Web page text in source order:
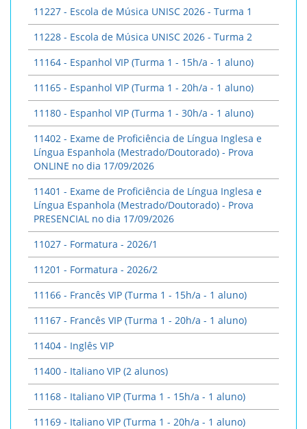
11227 - Escola de Música UNISC 2026 - Turma 1
11228 - Escola de Música UNISC 2026 - Turma 2
11164 - Espanhol VIP (Turma 1 - 15h/a - 1 aluno)
11165 - Espanhol VIP (Turma 1 - 20h/a - 1 aluno)
11180 - Espanhol VIP (Turma 1 - 30h/a - 1 aluno)
11402 - Exame de Proficiência de Língua Inglesa e
Língua Espanhola (Mestrado/Doutorado) - Prova
ONLINE no dia 17/09/2026
11401 - Exame de Proficiência de Língua Inglesa e
Língua Espanhola (Mestrado/Doutorado) - Prova
PRESENCIAL no dia 17/09/2026
11027 - Formatura - 2026/1
11201 - Formatura - 2026/2
11166 - Francês VIP (Turma 1 - 15h/a - 1 aluno)
11167 - Francês VIP (Turma 1 - 20h/a - 1 aluno)
11404 - Inglês VIP
11400 - Italiano VIP (2 alunos)
11168 - Italiano VIP (Turma 1 - 15h/a - 1 aluno)
11169 - Italiano VIP (Turma 1 - 20h/a - 1 aluno)